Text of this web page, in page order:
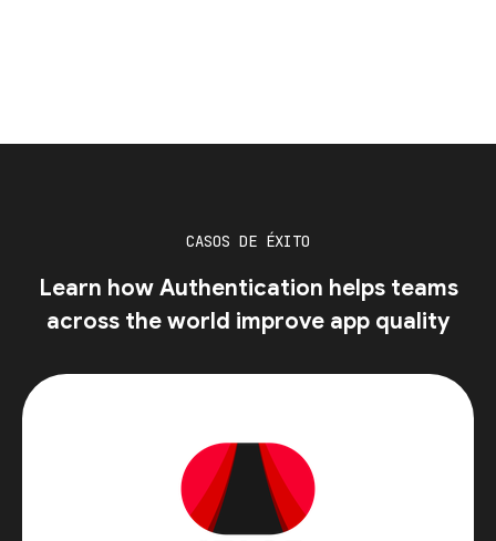
CASOS DE ÉXITO
Learn how Authentication helps teams
across the world improve app quality